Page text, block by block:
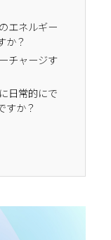
エネルギー
か？
チャージす
日常的にで
すか？